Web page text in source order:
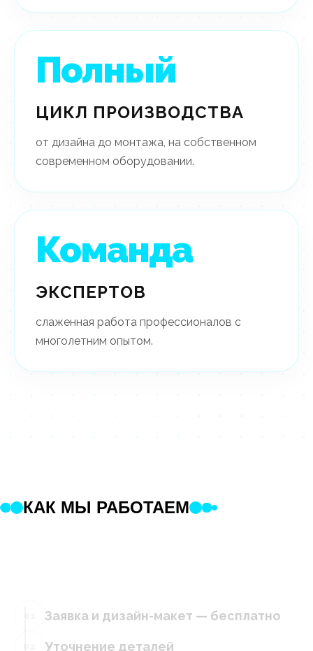
Полный
ЦИКЛ ПРОИЗВОДСТВА
от дизайна до монтажа, на собственном
современном оборудовании.
Команда
ЭКСПЕРТОВ
слаженная работа профессионалов с
многолетним опытом.
КАК МЫ РАБОТАЕМ
Заявка и дизайн-макет — бесплатно
Уточнение деталей